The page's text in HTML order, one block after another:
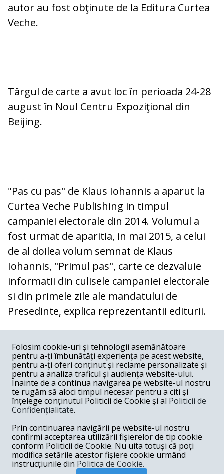
autor au fost obţinute de la Editura Curtea
Veche.
Târgul de carte a avut loc în perioada 24-28
august în Noul Centru Expoziţional din
Beijing.
"Pas cu pas" de Klaus Iohannis a aparut la
Curtea Veche Publishing in timpul
campaniei electorale din 2014. Volumul a
fost urmat de aparitia, in mai 2015, a celui
de al doilea volum semnat de Klaus
Iohannis, "Primul pas", carte ce dezvaluie
informatii din culisele campaniei electorale
si din primele zile ale mandatului de
Presedinte, explica reprezentantii editurii.
COMENTARII
Nume
Email
Folosim cookie-uri și tehnologii asemănătoare
pentru a-ți îmbunătăți experiența pe acest website,
pentru a-ți oferi conținut și reclame personalizate și
pentru a analiza traficul și audiența website-ului.
Înainte de a continua navigarea pe website-ul nostru
te rugăm să aloci timpul necesar pentru a citi și
înțelege conținutul Politicii de Cookie și al Politicii de
Confidențialitate.
Prin continuarea navigării pe website-ul nostru
confirmi acceptarea utilizării fișierelor de tip cookie
conform Politicii de Cookie. Nu uita totuși că poți
modifica setările acestor fișiere cookie urmând
instrucțiunile din Politica de Cookie.